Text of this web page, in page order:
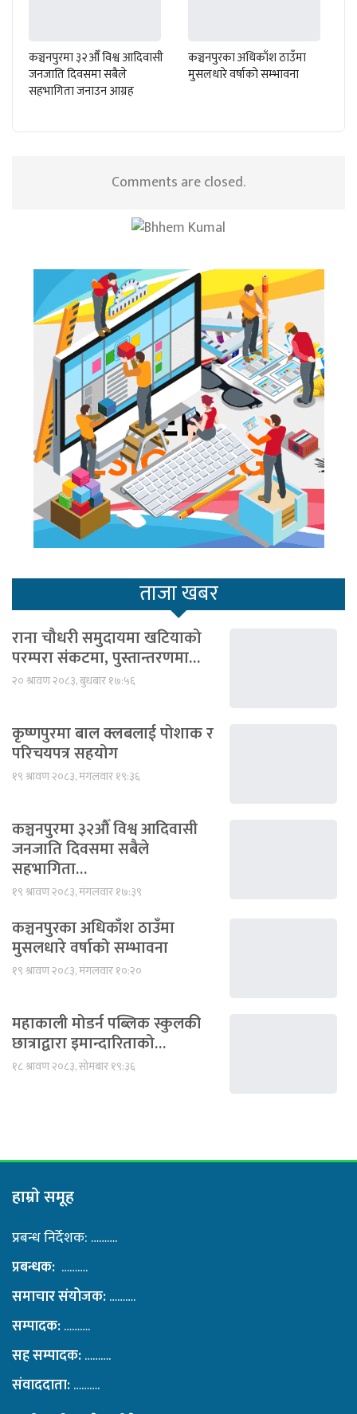
कञ्चनपुरमा ३२औँ विश्व आदिवासी
जनजाति दिवसमा सबैले
सहभागिता जनाउन आग्रह
कञ्चनपुरका अधिकाँश ठाउँमा
मुसलधारे वर्षाको सम्भावना
Comments are closed.
ताजा खबर
राना चौधरी समुदायमा खटियाको
परम्परा संकटमा, पुस्तान्तरणमा…
२० श्रावण २०८३, बुधबार १७:५६
कृष्णपुरमा बाल क्लबलाई पोशाक र
परिचयपत्र सहयोग
१९ श्रावण २०८३, मंगलवार १९:३६
कञ्चनपुरमा ३२औँ विश्व आदिवासी
जनजाति दिवसमा सबैले
सहभागिता…
१९ श्रावण २०८३, मंगलवार १७:३९
कञ्चनपुरका अधिकाँश ठाउँमा
मुसलधारे वर्षाको सम्भावना
१९ श्रावण २०८३, मंगलवार १०:२०
महाकाली मोडर्न पब्लिक स्कुलकी
छात्राद्वारा इमान्दारिताको…
१८ श्रावण २०८३, सोमबार १९:३६
हाम्राे समूह
प्रबन्ध निर्देशक: ……….
प्रबन्धक: ……….
समाचार संयोजक:……….
सम्पादक:……….
सह सम्पादक:……….
संवाददाता:……….